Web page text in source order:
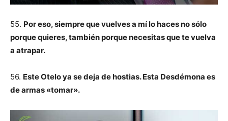
55. Por eso, siempre que vuelves a mí lo haces no sólo
porque quieres, también porque necesitas que te vuelva
a atrapar.
56. Este Otelo ya se deja de hostias. Esta Desdémona es
de armas «tomar».